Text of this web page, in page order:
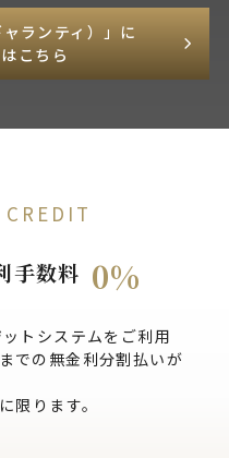
ャランティ）」に
こちら
手数料 0%
トシステムをご利用
での無金利分割払いが
ります。